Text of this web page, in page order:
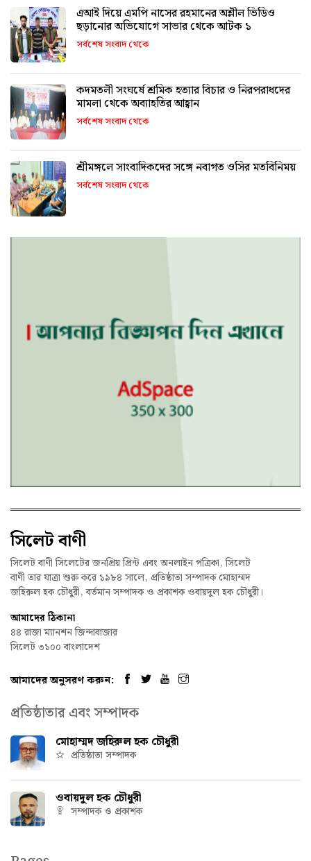
এআই দিয়ে এমপি নাসের রহমানের অশ্লীল ভিডিও
ছড়ানোর অভিযোগে সাভার থেকে আটক ১
সর্বশেষ সংবাদ থেকে
কদমতলী সংঘর্ষে শ্রমিক হত্যার বিচার ও নিরপরাধদের
মামলা থেকে অব্যাহতির আহ্বান
সর্বশেষ সংবাদ থেকে
শ্রীমঙ্গলে সাংবাদিকদের সঙ্গে নবাগত ওসির মতবিনিময়
সর্বশেষ সংবাদ থেকে
সিলেট বাণী
সিলেট বাণী সিলেটের জনপ্রিয় প্রিন্ট এবং অনলাইন পত্রিকা, সিলেট
বাণী তার যাত্রা শুরু করে ১৯৮৪ সালে, প্রতিষ্ঠাতা সম্পাদক মোহাম্মদ
জহিরুল হক চৌধুরী, বর্তমান সম্পাদক ও প্রকাশক ওবায়দুল হক চৌধুরী।
আমাদের ঠিকানা
৪৪ রাজা ম্যানশন জিন্দাবাজার
সিলেট ৩১০০ বাংলাদেশ
আমাদের অনুসরণ করুন:
প্রতিষ্ঠাতার এবং সম্পাদক
মোহাম্মদ জহিরুল হক চৌধুরী
প্রতিষ্ঠাতা সম্পাদক
ওবায়দুল হক চৌধুরী
সম্পাদক ও প্রকাশক